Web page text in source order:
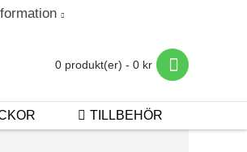
0 produkt(er) - 0 kr
TILLBEHÖR